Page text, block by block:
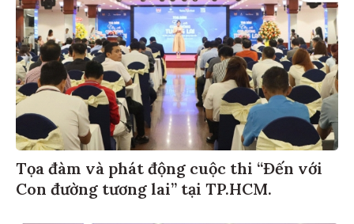
Tọa đàm và phát động cuộc thi “Đến với
Con đường tương lai” tại TP.HCM.